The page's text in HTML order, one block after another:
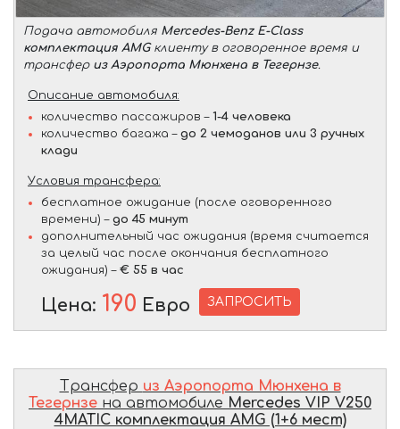
Подача автомобиля Mercedes-Benz E-Class
комплектация AMGклиенту в оговоренное время и
трансфер из Аэропорта Мюнхена в Тегернзе.
Описание автомобиля:
количество пассажиров – 1-4 человека
количество багажа – до 2 чемоданов или 3 ручных
клади
Условия трансфера:
бесплатное ожидание (после оговоренного
времени) – до 45 минут
дополнительный час ожидания (время считается
за целый час после окончания бесплатного
ожидания) – € 55 в час
Цена: 190 Евро ЗАПРОСИТЬ
Трансфер из Аэропорта Мюнхена в
Тегернзе на автомобиле Mercedes VIP V250
4MATIC комплектация AMG (1+6 мест)